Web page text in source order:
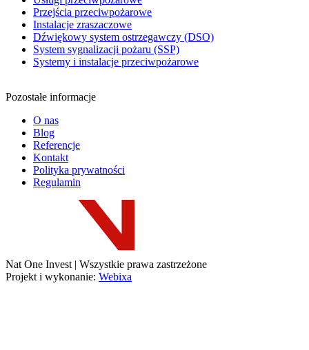
Przejścia przeciwpożarowe
Instalacje zraszaczowe
Dźwiękowy system ostrzegawczy (DSO)
System sygnalizacji pożaru (SSP)
Systemy i instalacje przeciwpożarowe
Pozostałe informacje
O nas
Blog
Referencje
Kontakt
Polityka prywatności
Regulamin
Nat One Invest | Wszystkie prawa zastrzeżone
Projekt i wykonanie: Webixa